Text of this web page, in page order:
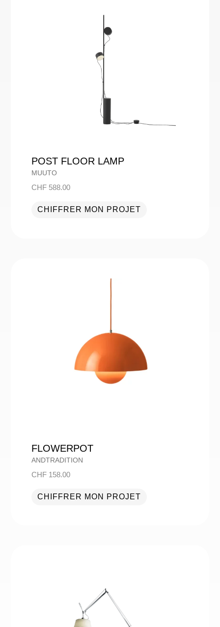
POST FLOOR LAMP
MUUTO
CHF588.00
CHIFFRER MON PROJET
FLOWERPOT
ANDTRADITION
CHF158.00
CHIFFRER MON PROJET